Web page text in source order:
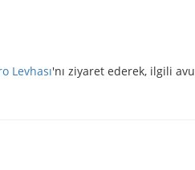
Levhası'nı ziyaret ederek, ilgili